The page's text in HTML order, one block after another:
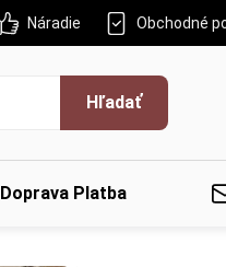
Náradie Obchodné
Hľadať
Doprava Platba